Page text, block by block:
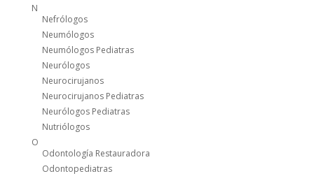
N
Nefrólogos
Neumólogos
Neumólogos Pediatras
Neurólogos
Neurocirujanos
Neurocirujanos Pediatras
Neurólogos Pediatras
Nutriólogos
O
Odontología Restauradora
Odontopediatras